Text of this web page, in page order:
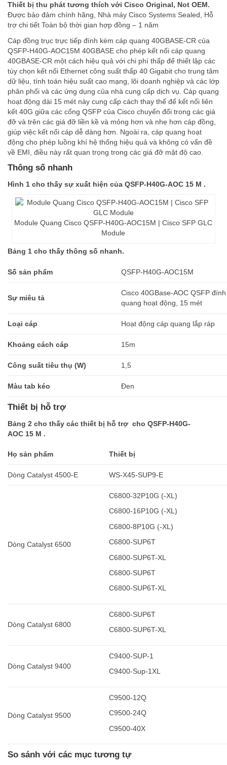
Thiết bị thu phát tương thích với Cisco Original, Not OEM.
Được bảo đảm chính hãng, Nhà máy Cisco Systems Sealed, Hỗ
trợ chi tiết Toàn bộ thời gian hợp đồng – 1 năm
Cáp đồng trục trực tiếp đính kèm cáp quang 40GBASE-CR của
QSFP-H40G-AOC15M 40GBASE cho phép kết nối cáp quang
40GBASE-CR một cách hiệu quả với chi phí thấp để thiết lập các
tùy chọn kết nối Ethernet công suất thấp 40 Gigabit cho trung tâm
dữ liệu, tính toán hiệu suất cao mạng, lõi doanh nghiệp và các lớp
phân phối và các ứng dụng của nhà cung cấp dịch vụ. Cáp quang
hoạt động dài 15 mét này cung cấp cách thay thế để kết nối liên
kết 40G giữa các cổng QSFP của Cisco chuyển đổi trong các giá
đỡ và trên các giá đỡ liền kề và mỏng hơn và nhẹ hơn cáp đồng,
giúp việc kết nối cáp dễ dàng hơn. Ngoài ra, cáp quang hoạt
động cho phép luồng khí hệ thống hiệu quả và không có vấn đề
về EMI, điều này rất quan trọng trong các giá đỡ mật độ cao.
Thông số nhanh
Hình 1 cho thấy sự xuất hiện của QSFP-H40G-AOC 15 M .
Module Quang Cisco QSFP-H40G-AOC15M | Cisco SFP GLC
Module
Bảng 1 cho thấy thông số nhanh.
Số sản phẩm QSFP-H40G-AOC15M
Sự miêu tả
Cisco 40GBase-AOC QSFP
quang hoạt động, 15 mét
Loại cáp Hoạt động cáp quang lắp ráp
Khoảng cách cáp 15m
Công suất tiêu thụ (W) 1,5
Màu tab kéo Đen
Thiết bị hỗ trợ
Bảng 2 cho thấy các thiết bị hỗ trợ cho QSFP-H40G-
AOC 15 M .
Họ sản phẩm Thiết bị
Dòng Catalyst 4500-E WS-X45-SUP9-E
Dòng Catalyst 6500
C6800-32P10G (-XL)
C6800-16P10G (-XL)
C6800-8P10G (-XL)
C6800-SUP6T
C6800-SUP6T-XL
C6800-SUP6T
C6800-SUP6T-XL
Dòng Catalyst 6800
C6800-SUP6T
C6800-SUP6T-XL
Dòng Catalyst 9400
C9400-SUP-1
C9400-Sup-1XL
Dòng Catalyst 9500
C9500-12Q
C9500-24Q
C9500-40X
So sánh với các mục tương tự